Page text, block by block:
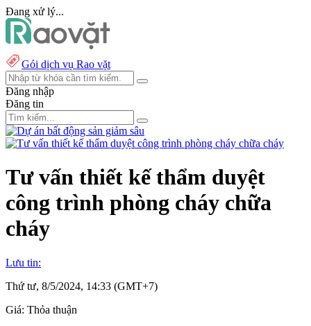
Đang xử lý...
Gói dịch vụ Rao vặt
Đăng nhập
Đăng tin
Tư vấn thiết kế thẩm duyệt
công trình phòng cháy chữa
cháy
Lưu tin:
Thứ tư, 8/5/2024, 14:33 (GMT+7)
Giá: Thỏa thuận